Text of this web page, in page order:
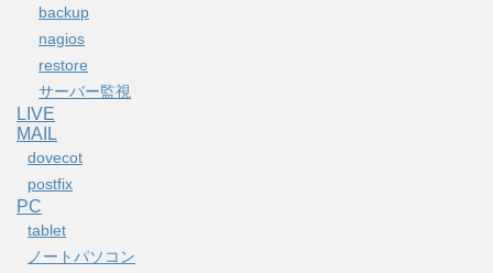
backup
nagios
restore
サーバー監視
LIVE
MAIL
dovecot
postfix
PC
tablet
ノートパソコン